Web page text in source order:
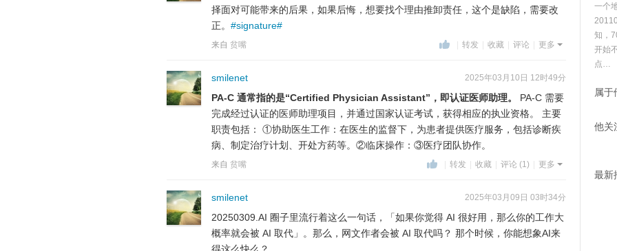
择面对可能带来的后果，如果后悔，想要找个理由推卸责任，这个是缺陷，需要改
正。 #signature#
转发 收藏 评论 更多
来自 贫嘴
smilenet 2025年03月10日 12时49分
PA-C 通常指的是“Certified Physician Assistant”，即认证医师助理。
PA-C 需要
完成经过认证的医师助理项目，并通过国家认证考试，获得相应的执业资格。 主要
职责包括： ①协助医生工作：在医生的监督下，为患者提供医疗服务，包括诊断疾
病、制定治疗计划、开处方药等。②临床操作：③医疗团队协作。
转发 收藏 评论 (1) 更多
来自 贫嘴
smilenet 2025年03月09日 03时34分
20250309.AI 圈子里流行着这么一句话，「如果你觉得 AI 很好用，那么你的工作大
概率就会被 AI 取代」。那么，网文作者会被 AI 取代吗？ 那个时候，你能想象AI来
一个
知，
开始
点…
属于
他关
最新